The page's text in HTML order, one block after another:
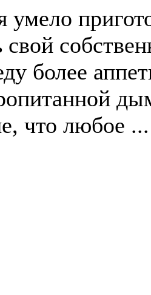
умело
свой
более
что любое ...